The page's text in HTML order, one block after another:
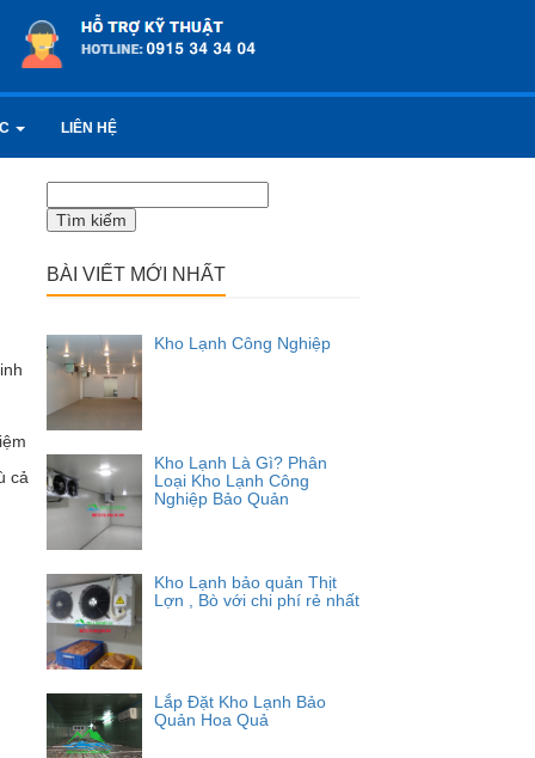
LIÊN HỆ
cả
kiếm
cho:
BÀI VIẾT MỚI NHẤT
Kho Lạnh Công Nghiệp
Kho Lạnh Là Gì? Phân
Loại Kho Lạnh Công
Nghiệp Bảo Quản
Kho Lạnh bảo quản Thịt
Lợn , Bò với chi phí rẻ nhất
Lắp Đặt Kho Lạnh Bảo
Quản Hoa Quả